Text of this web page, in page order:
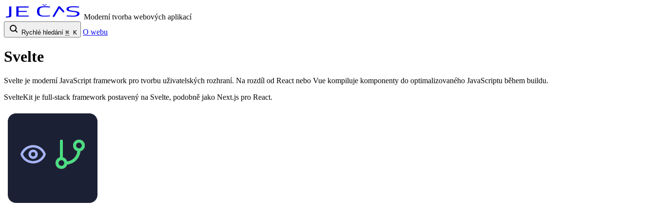
Moderní tvorba webových aplikací
Rychlé hledání ⌘ K O webu
Svelte
Svelte je moderní JavaScript framework pro tvorbu uživatelských rozhraní. Na rozdíl od React nebo Vue kompiluje komponenty do optimalizovaného JavaScriptu během buildu.
SvelteKit je full-stack framework postavený na Svelte, podobně jako Next.js pro React.